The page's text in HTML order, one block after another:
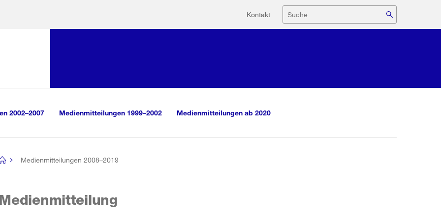
Hilfsnavigation
Kontakt Suche
2002–2007 Medienmitteilungen 1999–2002 Medienmitteilungen ab 2020
Medienmitteilungen 2008–2019